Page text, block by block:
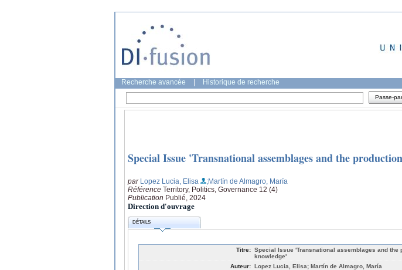
Recherche avancée Historique de recherche
Passe-
Special Issue 'Transnational assemblages and the
par Lopez Lucia, Elisa
;Martín de Almagro, María
Référence Territory, Politics, Governance 12 (4)
Publication Publié, 2024
Direction d'ouvrage
DÉTAILS
Titre: Special Issue 'Transnational assemblages and the
knowledge'
Auteur: Lopez Lucia, Elisa; Martín de Almagro, María